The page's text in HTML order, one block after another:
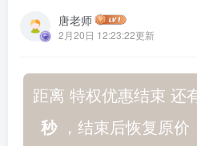
唐老师
2月20日 12:23:22更新
距离 特权优惠结束 还
秒，结束后恢复原价